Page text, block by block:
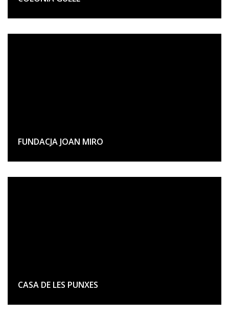
FUNDACJA JOAN MIRO
CASA DE LES PUNXES